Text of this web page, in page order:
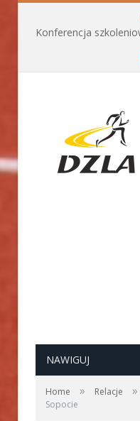
NAWIGUJ
Home » Relacje »
Sopocie